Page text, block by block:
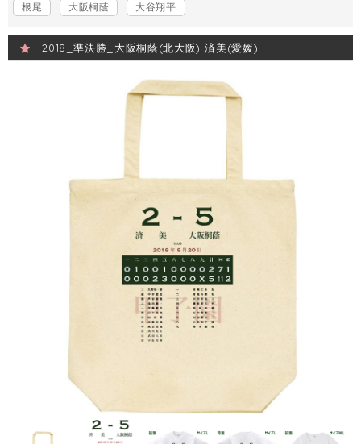
根尾
大阪桐蔭 大谷翔平
2018_準決勝_大阪桐蔭(北大阪)-済美(愛媛)